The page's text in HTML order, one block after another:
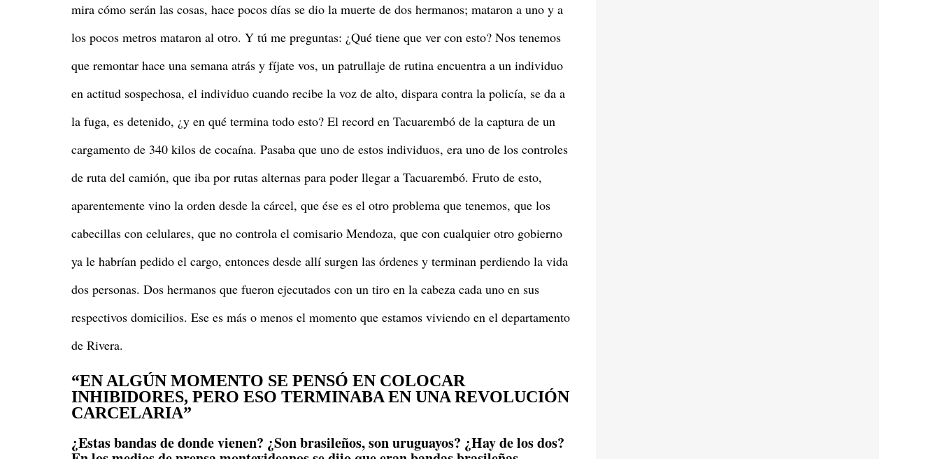
mira cómo serán las cosas, hace pocos días se dio la muerte de dos hermanos; mataron a uno y a
los pocos metros mataron al otro. Y tú me preguntas: ¿Qué tiene que ver con esto? Nos tenemos
que remontar hace una semana atrás y fíjate vos, un patrullaje de rutina encuentra a un individuo
en actitud sospechosa, el individuo cuando recibe la voz de alto, dispara contra la policía, se da a
la fuga, es detenido, ¿y en qué termina todo esto? El record en Tacuarembó de la captura de un
cargamento de 340 kilos de cocaína. Pasaba que uno de estos individuos, era uno de los controles
de ruta del camión, que iba por rutas alternas para poder llegar a Tacuarembó. Fruto de esto,
aparentemente vino la orden desde la cárcel, que ése es el otro problema que tenemos, que los
cabecillas con celulares, que no controla el comisario Mendoza, que con cualquier otro gobierno
ya le habrían pedido el cargo, entonces desde allí surgen las órdenes y terminan perdiendo la vida
dos personas. Dos hermanos que fueron ejecutados con un tiro en la cabeza cada uno en sus
respectivos domicilios. Ese es más o menos el momento que estamos viviendo en el departamento
de Rivera.
“EN ALGÚN MOMENTO SE PENSÓ EN COLOCAR
INHIBIDORES, PERO ESO TERMINABA EN UNA REVOLUCIÓN
CARCELARIA”
¿Estas bandas de donde vienen? ¿Son brasileños, son uruguayos? ¿Hay de los dos?